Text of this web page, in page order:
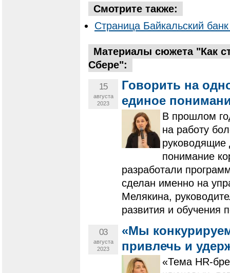
Смотрите также:
Страница Байкальский
Материалы сюжета "Как
Сбере":
15
августа
2023
Говорить на
единое
В прошлом
на работу
руководящие
понимание
разработали
сделан именно на
Мелякина,
развития и обучения
03
августа
2023
«Мы
привлечь и
«Тема HR-